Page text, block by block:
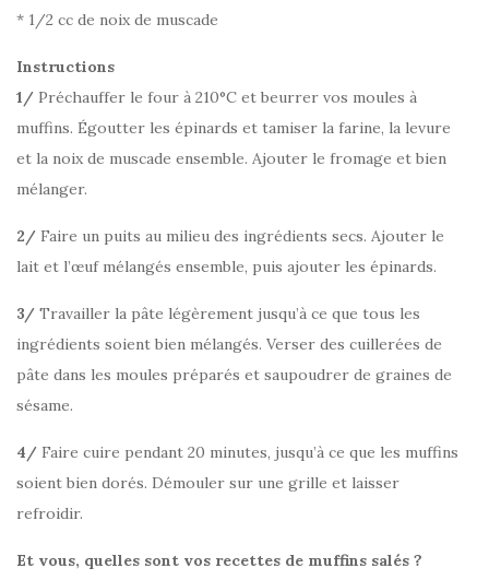
* 1/2 cc de noix de muscade
Instructions
1/ Préchauffer le four à 210°C et beurrer vos moules à
muffins. Égoutter les épinards et tamiser la farine, la levure
et la noix de muscade ensemble. Ajouter le fromage et bien
mélanger.
2/ Faire un puits au milieu des ingrédients secs. Ajouter le
lait et l’œuf mélangés ensemble, puis ajouter les épinards.
3/ Travailler la pâte légèrement jusqu’à ce que tous les
ingrédients soient bien mélangés. Verser des cuillerées de
pâte dans les moules préparés et saupoudrer de graines de
sésame.
4/ Faire cuire pendant 20 minutes, jusqu’à ce que les muffins
soient bien dorés. Démouler sur une grille et laisser
refroidir.
Et vous, quelles sont vos recettes de muffins salés ?